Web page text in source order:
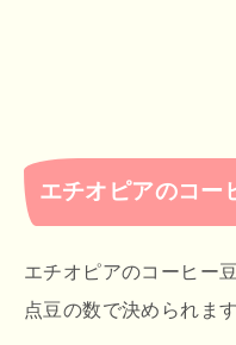
エチオピアのコー
エチオピアのコーヒー
点豆の数で決められます